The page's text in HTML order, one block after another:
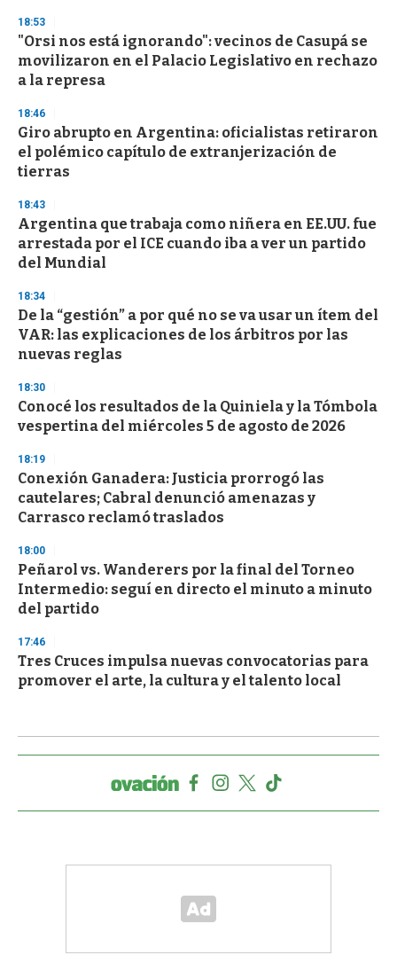
d
s
o
f
3
s
e
c
o
n
18:53
"Orsi nos está ignorando": vecinos de Casupá se
movilizaron en el Palacio Legislativo en rechazo
a la represa
18:46
Giro abrupto en Argentina: oficialistas retiraron
el polémico capítulo de extranjerización de
tierras
18:43
Argentina que trabaja como niñera en EE.UU. fue
arrestada por el ICE cuando iba a ver un partido
del Mundial
18:34
De la “gestión” a por qué no se va usar un ítem del
VAR: las explicaciones de los árbitros por las
nuevas reglas
18:30
Conocé los resultados de la Quiniela y la Tómbola
vespertina del miércoles 5 de agosto de 2026
18:19
Conexión Ganadera: Justicia prorrogó las
cautelares; Cabral denunció amenazas y
Carrasco reclamó traslados
18:00
Peñarol vs. Wanderers por la final del Torneo
Intermedio: seguí en directo el minuto a minuto
del partido
17:46
Tres Cruces impulsa nuevas convocatorias para
promover el arte, la cultura y el talento local